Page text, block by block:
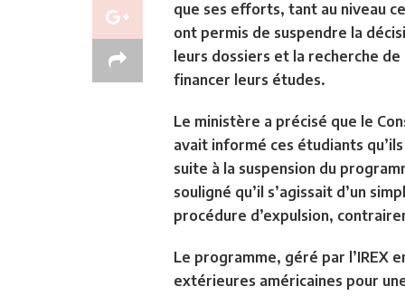
que ses efforts, tant au niveau
ont permis de suspendre la
leurs dossiers et la recherche
financer leurs études.
Le ministère a précisé que le
avait informé ces étudiants
suite à la suspension du
souligné qu’il s’agissait d’un
procédure d’expulsion,
Le programme, géré par l’IREX
extérieures américaines pour